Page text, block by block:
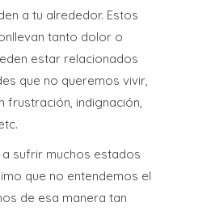
a tu alrededor. Estos
tanto dolor o
estar relacionados
que no queremos vivir,
frustración, indignación,
sufrir muchos estados
que no entendemos el
de esa manera tan